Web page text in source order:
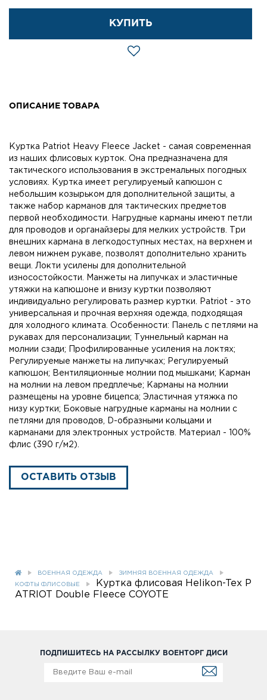
КУПИТЬ
ОПИСАНИЕ ТОВАРА
Куртка Patriot Heavy Fleece Jacket - самая современная
из наших флисовых курток. Она предназначена для
тактического использования в экстремальных погодных
условиях. Куртка имеет регулируемый капюшон с
небольшим козырьком для дополнительной защиты, а
также набор карманов для тактических предметов
первой необходимости. Нагрудные карманы имеют петли
для проводов и органайзеры для мелких устройств. Три
внешних кармана в легкодоступных местах, на верхнем и
левом нижнем рукаве, позволят дополнительно хранить
вещи. Локти усилены для дополнительной
износостойкости. Манжеты на липучках и эластичные
утяжки на капюшоне и внизу куртки позволяют
индивидуально регулировать размер куртки. Patriot - это
универсальная и прочная верхняя одежда, подходящая
для холодного климата. Особенности: Панель с петлями на
рукавах для персонализации; Туннельный карман на
молнии сзади; Профилированные усиления на локтях;
Регулируемые манжеты на липучках; Регулируемый
капюшон; Вентиляционные молнии под мышками; Карман
на молнии на левом предплечье; Карманы на молнии
размещены на уровне бицепса; Эластичная утяжка по
низу куртки; Боковые нагрудные карманы на молнии с
петлями для проводов, D-образными кольцами и
карманами для электронных устройств. Материал - 100%
флис (390 г/м2).
ОСТАВИТЬ ОТЗЫВ
ВОЕННАЯ ОДЕЖДА ЗИМНЯЯ ВОЕННАЯ ОДЕЖДА
КОФТЫ ФЛИСОВЫЕ
Куртка флисовая Helikon-Tex P
ATRIOT Double Fleece COYOTE
ПОДПИШИТЕСЬ НА РАССЫЛКУ ВОЕНТОРГ ДИСИ